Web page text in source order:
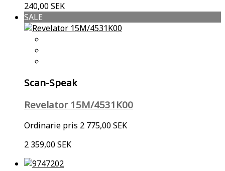
240,00 SEK
SALE
Scan-Speak
Revelator 15M/4531K00
Ordinarie pris 2 775,00 SEK
2 359,00 SEK